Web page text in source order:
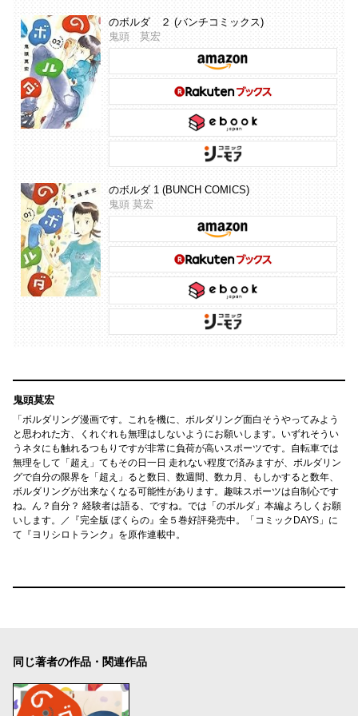
のボルダ ２ (バンチコミックス)
鬼頭 莫宏
のボルダ 1 (BUNCH COMICS)
鬼頭 莫宏
鬼頭莫宏
「ボルダリング漫画です。これを機に、ボルダリング面白そうやってみよう
と思われた方、くれぐれも無理はしないようにお願いします。いずれそうい
うネタにも触れるつもりですが非常に負荷が高いスポーツです。自転車では
無理をして「超え」てもその日一日 走れない程度で済みますが、ボルダリン
グで自分の限界を「超え」ると数日、数週間、数カ月、もしかすると数年、
ボルダリングが出来なくなる可能性があります。趣味スポーツは自制心です
ね。ん？自分？ 経験者は語る、ですね。では「のボルダ」本編よろしくお願
いします。／『完全版 ぼくらの』全５巻好評発売中。「コミックDAYS」に
て『ヨリシロトランク』を原作連載中。
同じ著者の作品・関連作品